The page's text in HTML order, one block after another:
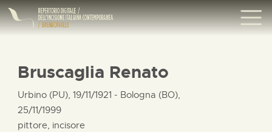
Bruscaglia Renato
Urbino (PU), 19/11/1921 - Bologna (BO),
25/11/1999
pittore, incisore